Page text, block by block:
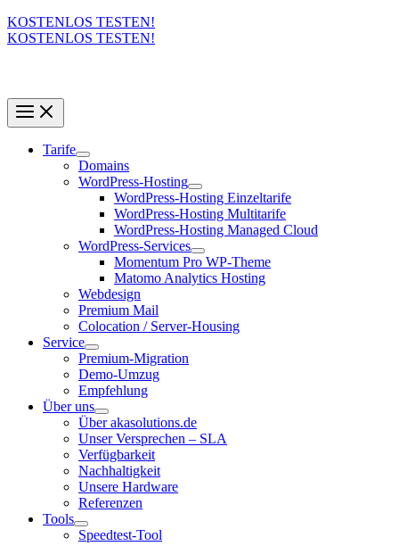
KOSTENLOS TESTEN!
KOSTENLOS TESTEN!
Tarife
Domains
WordPress-Hosting
WordPress-Hosting Einzeltarife
WordPress-Hosting Multitarife
WordPress-Hosting Managed Cloud
WordPress-Services
Momentum Pro WP-Theme
Matomo Analytics Hosting
Webdesign
Premium Mail
Colocation / Server-Housing
Service
Premium-Migration
Demo-Umzug
Empfehlung
Über uns
Über akasolutions.de
Unser Versprechen – SLA
Verfügbarkeit
Nachhaltigkeit
Unsere Hardware
Referenzen
Tools
Speedtest-Tool